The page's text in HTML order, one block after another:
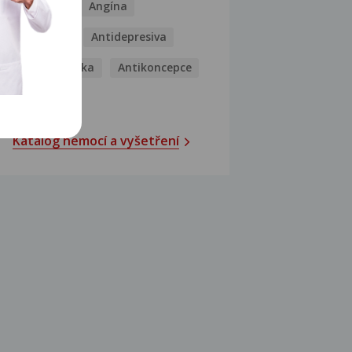
Analgetika Angína
Antibiotika Antidepresiva
Antihistaminika Antikoncepce
Antivirotika
Katalog nemocí a vyšetření